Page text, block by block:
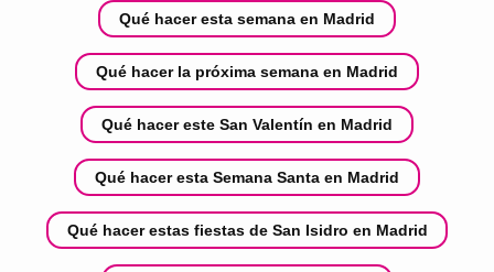
Qué hacer esta semana en Madrid
Qué hacer la próxima semana en Madrid
Qué hacer este San Valentín en Madrid
Qué hacer esta Semana Santa en Madrid
Qué hacer estas fiestas de San Isidro en Madrid